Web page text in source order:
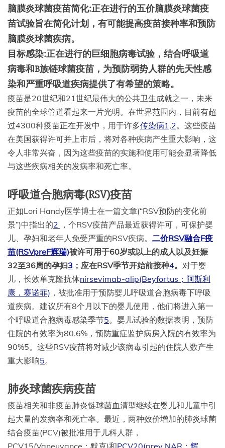
脑膜炎球菌疫苗简化:正在进行的五价脑膜炎球菌疫
苗试验旨在简化计划，有可能提高疫苗接种率和预防
脑膜炎球菌疾病。
目标感染:正在进行的巨细胞病毒试验，结合呼吸道
病毒和B族链球菌疫苗，为预防弱势人群的先天性感
染和严重呼吸道疾病提供了有希望的策略。
疫苗是20世纪和21世纪最伟大的公共卫生成就之一，未来
疫苗的全球管道看起来一片光明。在世界范围内，目前有超
过4300种疫苗正在开发中，用于许多传染病1,2。这些疫苗
在美国获得许可并上市后，将对各种疾病产生重大影响，这
令人非常兴奋，因为这些疫苗的实施和使用可能会显著降低
与这些疾病相关的发病率和死亡率。
呼吸道合胞病毒(RSV)疫苗
正如Lori Handy医学博士在一篇文章(“RSV预防的变化前
景”)中指出的2 ，个RSV疫苗产品最近获得许可，可保护婴
儿、孕妇和老年人免受严重的RSV疾病。 二价RSV融合F疫
苗(RSVpreF辉瑞)被许可用于60岁或以上的成人以及妊娠
32至36周的孕妇3 ；应在RSV季节开始前接种4。 对于婴
儿，长效单克隆抗体nirsevimab-alip(Beyfortus；阿斯利
康，赛诺菲) ，被批准用于预防婴儿呼吸道合胞病毒下呼吸
道疾病。建议所有8个月以下的婴儿使用，他们将进入第一
个呼吸道合胞病毒感染季节5。婴儿试验的数据表明，预防
住院的有效率为80.6%，预防重症监护病房入院的有效率为
90%5。这些RSV疫苗将对减少该病毒引起的住院人数产生
重大影响5。
肺炎球菌疾病疫苗
疫苗相关和非疫苗肺炎链球菌血清型继续在婴儿和儿童中引
起大量的发病率和死亡率。最近，两种效价增加的肺炎球菌
结合疫苗(PCV)被批准用于儿科人群，